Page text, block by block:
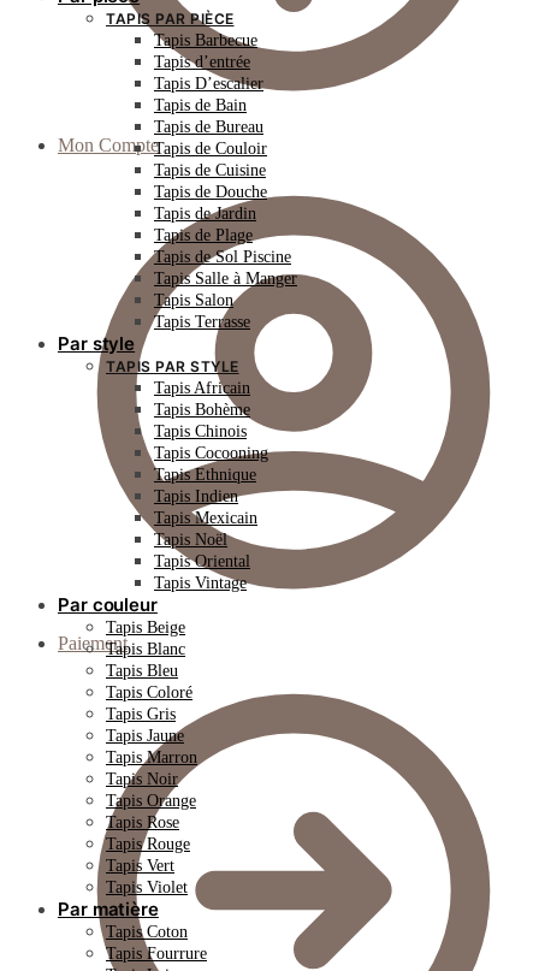
Mon Compte
Paiement
TAPIS PAR PIÈCE
Tapis Barbecue
Tapis d’entrée
Tapis D’escalier
Tapis de Bain
Tapis de Bureau
Tapis de Couloir
Tapis de Cuisine
Tapis de Douche
Tapis de Jardin
Tapis de Plage
Tapis de Sol Piscine
Tapis Salle à Manger
Tapis Salon
Tapis Terrasse
Par style
TAPIS PAR STYLE
Tapis Africain
Tapis Bohème
Tapis Chinois
Tapis Cocooning
Tapis Ethnique
Tapis Indien
Tapis Mexicain
Tapis Noël
Tapis Oriental
Tapis Vintage
Par couleur
Tapis Beige
Tapis Blanc
Tapis Bleu
Tapis Coloré
Tapis Gris
Tapis Jaune
Tapis Marron
Tapis Noir
Tapis Orange
Tapis Rose
Tapis Rouge
Tapis Vert
Tapis Violet
Par matière
Tapis Coton
Tapis Fourrure